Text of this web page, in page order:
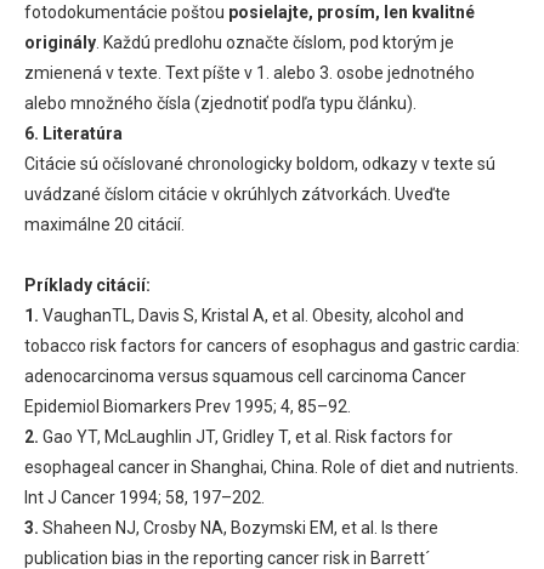
fotodokumentácie poštou posielajte, prosím, len kvalitné
originály . Každú predlohu označte číslom, pod ktorým je
zmienená v texte. Text píšte v 1. alebo 3. osobe jednotného
alebo množného čísla (zjednotiť podľa typu článku).
6. Literatúra
Citácie sú očíslované chronologicky boldom, odkazy v texte sú
uvádzané číslom citácie v okrúhlych zátvorkách. Uveďte
maximálne 20 citácií.
Príklady citácií:
1. VaughanTL, Davis S, Kristal A, et al. Obesity, alcohol and
tobacco risk factors for cancers of esophagus and gastric cardia:
adenocarcinoma versus squamous cell carcinoma Cancer
Epidemiol Biomarkers Prev 1995; 4, 85–92.
2. Gao YT, McLaughlin JT, Gridley T, et al. Risk factors for
esophageal cancer in Shanghai, China. Role of diet and nutrients.
Int J Cancer 1994; 58, 197–202.
3. Shaheen NJ, Crosby NA, Bozymski EM, et al. Is there
publication bias in the reporting cancer risk in Barrett´